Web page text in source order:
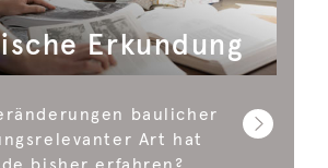
Erkundung
baulicher
Art hat